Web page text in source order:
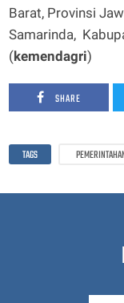
Barat, Provinsi
Samarinda,
(kemendagri)
SHARE
TAGS